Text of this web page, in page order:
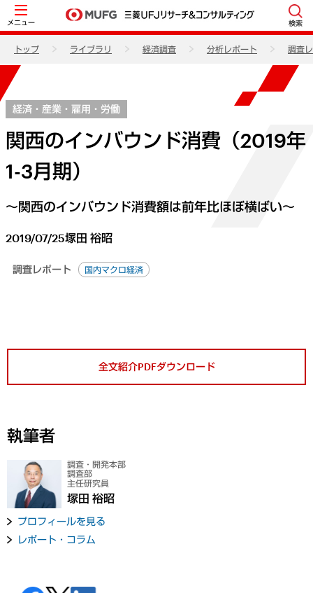
メニュー 検索
トップ ライブラリ 経済調査 分析レポート 調査
経済・産業・雇用・労働
関西のインバウンド消費（2019年
1-3月期）
～関西のインバウンド消費額は前年比ほぼ横ばい～
2019/07/25塚田 裕昭
調査レポート 国内マクロ経済
全文紹介PDFダウンロード
執筆者
調査・開発本部
調査部
主任研究員
塚田 裕昭
プロフィールを見る
レポート・コラム